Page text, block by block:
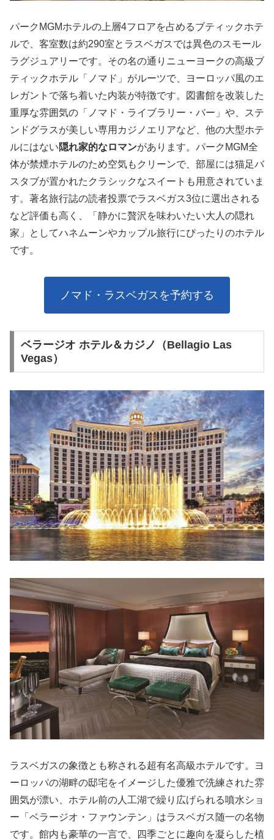
パークMGMホテルの上層4フロアを占めるブティックホテ
ルで、客室数は約290室とラスベガスでは異色のスモール
ラグジュアリーです。その名の通りニューヨークの高級ブ
ティックホテル「ノマド」がルーツで、ヨーロッパ風のエ
レガントで落ち着いた内装が特徴です。図書館を改装した
重厚な雰囲気の「ノマド・ライブラリー・バー」や、ステ
ンドグラスが美しい専用カジノエリアなど、他の大型ホテ
ルにはない隠れ家的なロマンがあります。パークMGM全
体が禁煙ホテルのため空気もクリーンで、部屋には猫足バ
スタブが置かれたクラシックなスイートも用意されていま
す。著名旅行誌の読者投票でラスベガス3位に選出される
など評価も高く、「静かに贅沢を味わいたい大人の隠れ
家」としてハネムーンやカップル旅行にぴったりのホテル
です。
ノマド・ラスベガスを予約する
ベラージオ ホテル＆カジノ（Bellagio Las
Vegas）
ラスベガスの象徴とも称される超有名高級ホテルです。ヨ
ーロッパの湖畔の邸宅をイメージした優雅で洗練された雰
囲気が漂い、ホテル前の人工湖で繰り広げられる噴水ショ
ー「ベラージオ・ファウンテン」はラスベガス随一の名物
です。館内も豪華の一言で、四季ごとに趣向を凝らした植